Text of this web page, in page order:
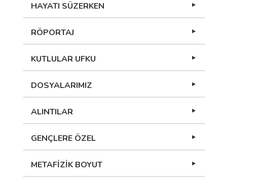
HAYATI SÜZERKEN
RÖPORTAJ
KUTLULAR UFKU
DOSYALARIMIZ
ALINTILAR
GENÇLERE ÖZEL
METAFİZİK BOYUT